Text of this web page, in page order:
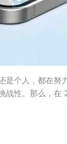
个人，都在
性。那么，